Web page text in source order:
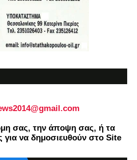
σας, την άποψη σας, ή τα
για να δημοσιευθούν στο Site